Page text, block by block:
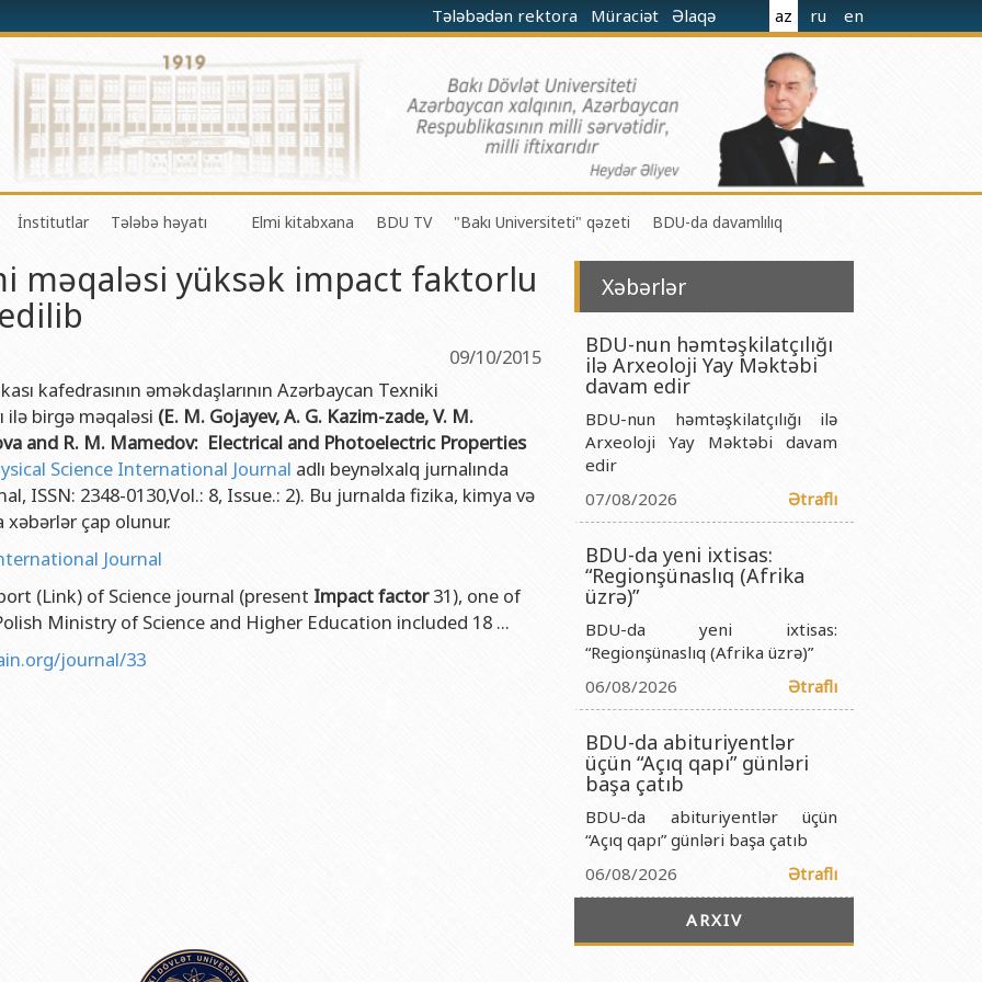
Tələbədən rektora Müraciət Əlaqə az ru en
olunması Mərkəzi
innovasiyalar Mərkəzi
informasiya şöbəsi
gənclər siyasəti şöbəsi
şöbəsi
iş şöbəsi
riyaziyyat fakültəsi
və kibernetika fakültəsi
fakültəsi
və torpaqşünaslıq fakültəsi
fakültəsi
fakültəsi
fakültəsi
İnstitutlar
Fizika problemləri Elmi-Tədqiqat İnstitutu
Tətbiqi riyaziyyat Elmi-Tədqiqat İnstitutu
Azərbaycan Respublikasının Elm və Təhsil Nazirliyinin akademik M.Nağıyev adına Kataliz və Qeyri-üzvi Kimya İnstitutu
Azərbaycan Respublikasının Elm və Təhsil Nazirliyinin Riyaziyyat və Mexanika İnstitutu
Azərbaycan Respublikasının Elm və Təhsil Nazirliyinin Molekulyar Biologiya və Biotexnologiyalar İnstitutu
Azərbaycan Respublikasının Elm və Təhsil Nazirliyinin Fizika İnstitutu Publik Hüquqi Şəxsi
Azərbaycan Respublikasının Elm və Təhsil Nazirliyinin Riyaziyyat İnstitutu Publik Hüquqi Şəxsi
Azərbaycan Respublikasının Elm və Təhsil Nazirliyinin Kimya İnstitutu Publik Hüquqi Şəxsi
Azərbaycan Respublikasının Elm və Təhsil Nazirliyinin Molekulyar Biologiya İnstitutu Publik Hüquqi Şəxsi
Tələbə həyatı
Gənc Alimlər Şurası
SABAH qrupları haqqında
Elmi kitabxana BDU TV "Bakı Universiteti" qəzeti BDU-da davamlılıq
məqaləsi yüksək impact faktorlu
09/10/2015
kafedrasının əməkdaşlarının Azərbaycan Texniki
ilə birgə məqaləsi (E. M. Gojayev, A. G. Kazim-zade, V. M.
and R. M. Mamedov: Electrical and Photoelectric Properties
Science International Journal adlı beynəlxalq jurnalında
ISSN: 2348-0130,Vol.: 8, Issue.: 2). Bu jurnalda fizika, kimya və
xəbərlər çap olunur.
Journal
(Link) of Science journal (present Impact factor31), one of
Ministry of Science and Higher Education included 18 ...
journal/33
Xəbərlər
BDU-nun həmtəşkilatçılığı
ilə Arxeoloji Yay Məktəbi
davam edir
BDU-nun həmtəşkilatçılığı ilə
Arxeoloji Yay Məktəbi davam
edir
07/08/2026
Ətraflı
BDU-da yeni ixtisas:
“Regionşünaslıq (Afrika
üzrə)”
BDU-da yeni ixtisas:
“Regionşünaslıq (Afrika üzrə)”
06/08/2026
Ətraflı
BDU-da abituriyentlər
üçün “Açıq qapı” günləri
başa çatıb
BDU-da abituriyentlər üçün
“Açıq qapı” günləri başa çatıb
06/08/2026
Ətraflı
ARXIV